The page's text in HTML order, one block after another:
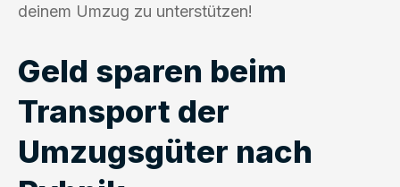
deinem Umzug zu unterstützen!
Geld sparen beim
Transport der
Umzugsgüter nach